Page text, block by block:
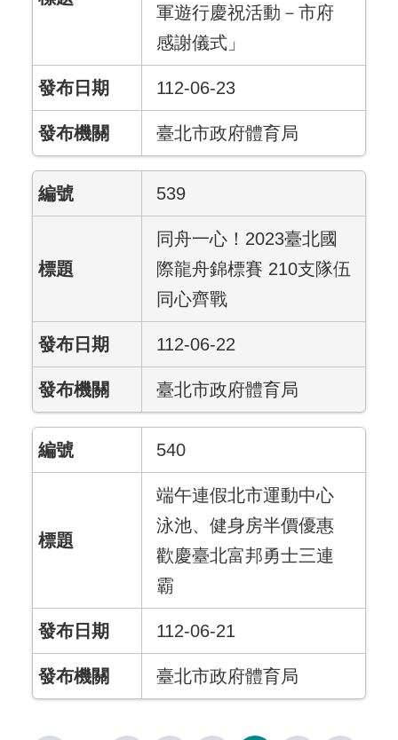
軍遊行慶祝活動－市府
感謝儀式」
112-06-23
臺北市政府體育局
539
同舟一心！2023臺北國
際龍舟錦標賽 210支隊伍
同心齊戰
112-06-22
臺北市政府體育局
540
端午連假北市運動中心
泳池、健身房半價優惠
歡慶臺北富邦勇士三連
霸
112-06-21
臺北市政府體育局